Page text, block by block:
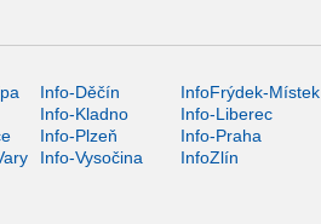
Info-Děčín
InfoFrýdek-Místek
Info-Kladno
Info-Liberec
Info-Plzeň
Info-Praha
Info-Vysočina InfoZlín